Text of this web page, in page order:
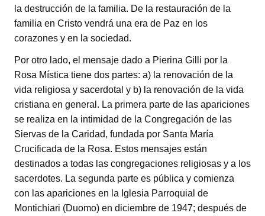
la destrucción de la familia. De la restauración de la
familia en Cristo vendrá una era de Paz en los
corazones y en la sociedad.
Por otro lado, el mensaje dado a Pierina Gilli por la
Rosa Mística tiene dos partes: a) la renovación de la
vida religiosa y sacerdotal y b) la renovación de la vida
cristiana en general. La primera parte de las apariciones
se realiza en la intimidad de la Congregación de las
Siervas de la Caridad, fundada por Santa María
Crucificada de la Rosa. Estos mensajes están
destinados a todas las congregaciones religiosas y a los
sacerdotes. La segunda parte es pública y comienza
con las apariciones en la Iglesia Parroquial de
Montichiari (Duomo) en diciembre de 1947; después de